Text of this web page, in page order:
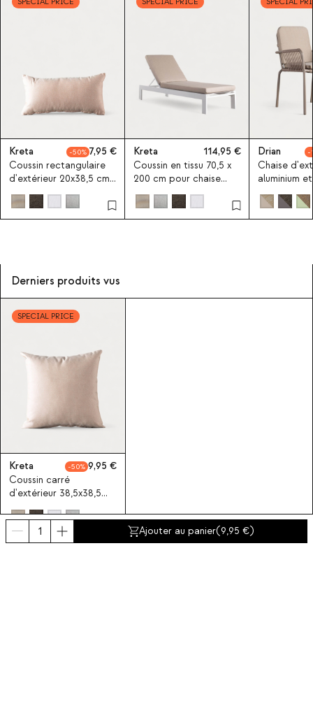
Ajouter au panier(9,95 )
Kreta 50
7,95
Coussin rectangulaire
d'extérieur 20x38,5 cm
en tissu Kreta
Kreta
114,95
Coussin en tissu 70,5 x
200 cm pour chaise
longue d'extérieur
Kreta
Drian
Chaise
aluminium
Drian
Derniers produits vus
SPECIAL PRICE
Kreta 50
9,95
Coussin carré
d'extérieur 38,5x38,5
cm en tissu Kreta